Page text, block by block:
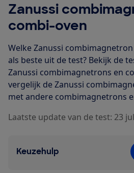
Zanussi
combi-oven
Welke Zanussi
als beste uit de test? Bekijk de
Zanussi combimagnetrons en
vergelijk de Zanussi
met andere combimagnetrons
Laatste update van de test: 23
Keuzehulp